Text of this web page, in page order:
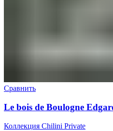
Сравнить
Le bois de Boulogne
Коллекция Chilini Private